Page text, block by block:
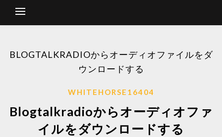
BLOGTALKRADIOからオーディオファイルをダ
ウンロードする
WHITEHORSE16404
Blogtalkradioからオーディオファ
イルをダウンロードする